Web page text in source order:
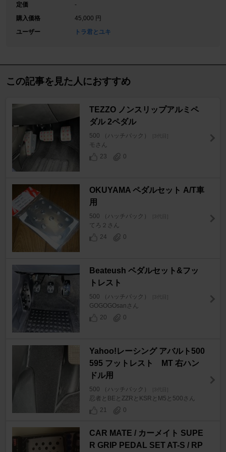
定価
-
購入価格
45,000 円
ユーザー
トラ君とユキ
この記事を見た人におすすめ
TEZZO ノンスリップアルミペ
ダル 2ペダル
500 （ハッチバック） [3代目]
モさん
23
0
OKUYAMA ペダルセット A/T車
用
500 （ハッチバック） [3代目]
てろ２さん
24
0
Beateush ペダルセット&フッ
トレスト
500 （ハッチバック） [3代目]
GOGOGOsanさん
20
0
Yahoo!レーシング アバルト500
595 フットレスト MT 右ハン
ドル用
500 （ハッチバック） [3代目]
忍者とBEとZZRとKSRとM5と500さん
21
0
CAR MATE / カーメイト SUPE
R GRIP PEDAL SET AT-S / RP